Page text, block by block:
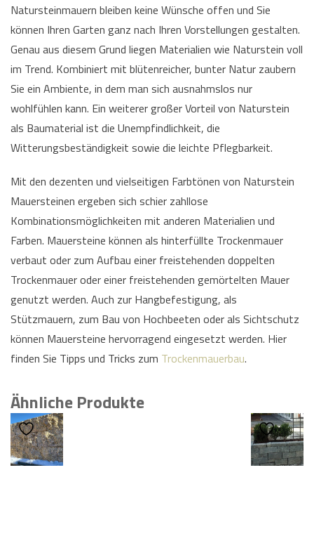
Natursteinmauern bleiben keine Wünsche offen und Sie
können Ihren Garten ganz nach Ihren Vorstellungen gestalten.
Genau aus diesem Grund liegen Materialien wie Naturstein voll
im Trend. Kombiniert mit blütenreicher, bunter Natur zaubern
Sie ein Ambiente, in dem man sich ausnahmslos nur
wohlfühlen kann. Ein weiterer großer Vorteil von Naturstein
als Baumaterial ist die Unempfindlichkeit, die
Witterungsbeständigkeit sowie die leichte Pflegbarkeit.
Mit den dezenten und vielseitigen Farbtönen von Naturstein
Mauersteinen ergeben sich schier zahllose
Kombinationsmöglichkeiten mit anderen Materialien und
Farben. Mauersteine können als hinterfüllte Trockenmauer
verbaut oder zum Aufbau einer freistehenden doppelten
Trockenmauer oder einer freistehenden gemörtelten Mauer
genutzt werden. Auch zur Hangbefestigung, als
Stützmauern, zum Bau von Hochbeeten oder als Sichtschutz
können Mauersteine hervorragend eingesetzt werden. Hier
finden Sie Tipps und Tricks zum Trockenmauerbau.
Ähnliche Produkte